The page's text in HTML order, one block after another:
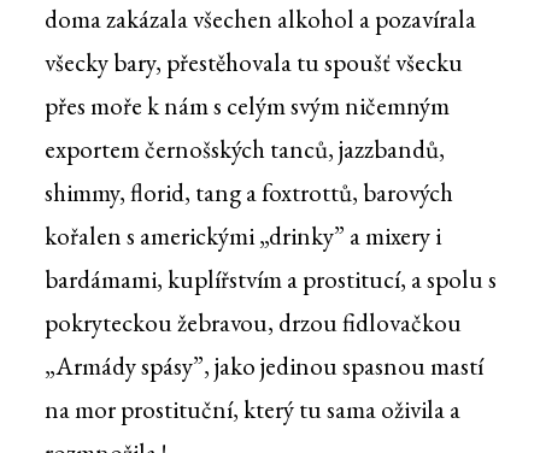
doma zakázala všechen alkohol a pozavírala
všecky bary, přestěhovala tu spoušť všecku
přes moře k nám s celým svým ničemným
exportem černošských tanců, jazzbandů,
shimmy, florid, tang a foxtrottů, barových
kořalen s americkými „drinky” a mixery i
bardámami, kuplířstvím a prostitucí, a spolu s
pokryteckou žebravou, drzou fidlovačkou
„Armády spásy”, jako jedinou spasnou mastí
na mor prostituční, který tu sama oživila a